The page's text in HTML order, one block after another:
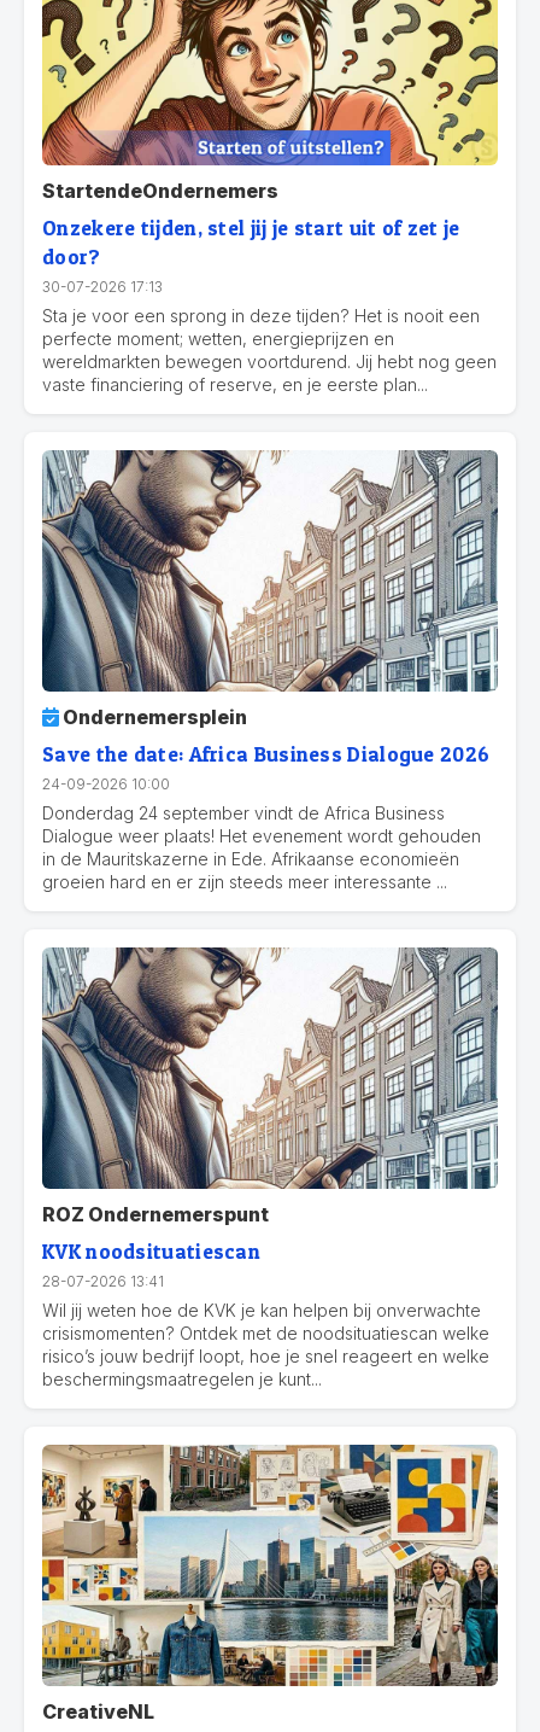
StartendeOndernemers
Onzekere tijden, stel jij je start uit of zet je
door?
30-07-2026 17:13
Sta je voor een sprong in deze tijden? Het is nooit een
perfecte moment; wetten, energieprijzen en
wereldmarkten bewegen voortdurend. Jij hebt nog geen
vaste financiering of reserve, en je eerste plan...
Ondernemersplein
Save the date: Africa Business Dialogue 2026
24-09-2026 10:00
Donderdag 24 september vindt de Africa Business
Dialogue weer plaats! Het evenement wordt gehouden
in de Mauritskazerne in Ede. Afrikaanse economieën
groeien hard en er zijn steeds meer interessante ...
ROZ Ondernemerspunt
KVK noodsituatiescan
28-07-2026 13:41
Wil jij weten hoe de KVK je kan helpen bij onverwachte
crisismomenten? Ontdek met de noodsituatiescan welke
risico’s jouw bedrijf loopt, hoe je snel reageert en welke
beschermingsmaatregelen je kunt...
CreativeNL